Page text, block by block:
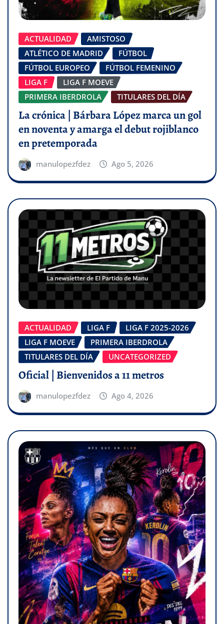
ACTUALIDAD
AMISTOSO
ATLÉTICO DE MADRID
FÚTBOL
FÚTBOL EUROPEO
FÚTBOL FEMENINO
LIGA F
LIGA F MOEVE
PRIMERA IBERDROLA
TITULARES DEL DÍA
La crónica | Bárbara López marca un gol
en noventa y amarga el debut rojiblanco
en pretemporada
manulopezfdez Ago 5, 2026
ACTUALIDAD LIGA F
LIGA F 2025-2026
LIGA F MOEVE
PRIMERA IBERDROLA
TITULARES DEL DÍA
UNCATEGORIZED
Oficial | Bienvenidos a 11 metros
manulopezfdez Ago 4, 2026